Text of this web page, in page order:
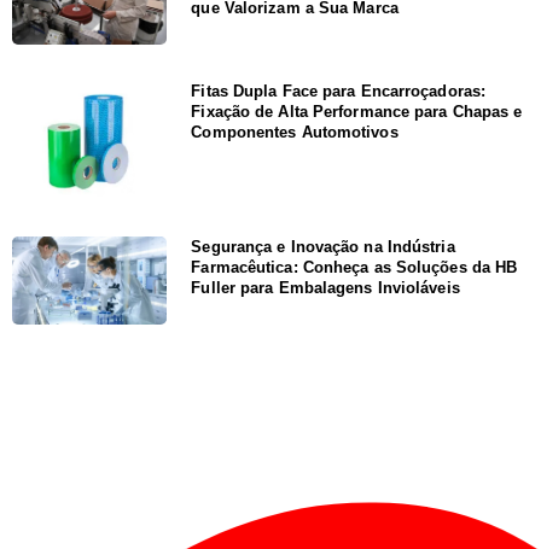
que Valorizam a Sua Marca
Fitas Dupla Face para Encarroçadoras:
Fixação de Alta Performance para Chapas e
Componentes Automotivos
Segurança e Inovação na Indústria
Farmacêutica: Conheça as Soluções da HB
Fuller para Embalagens Invioláveis